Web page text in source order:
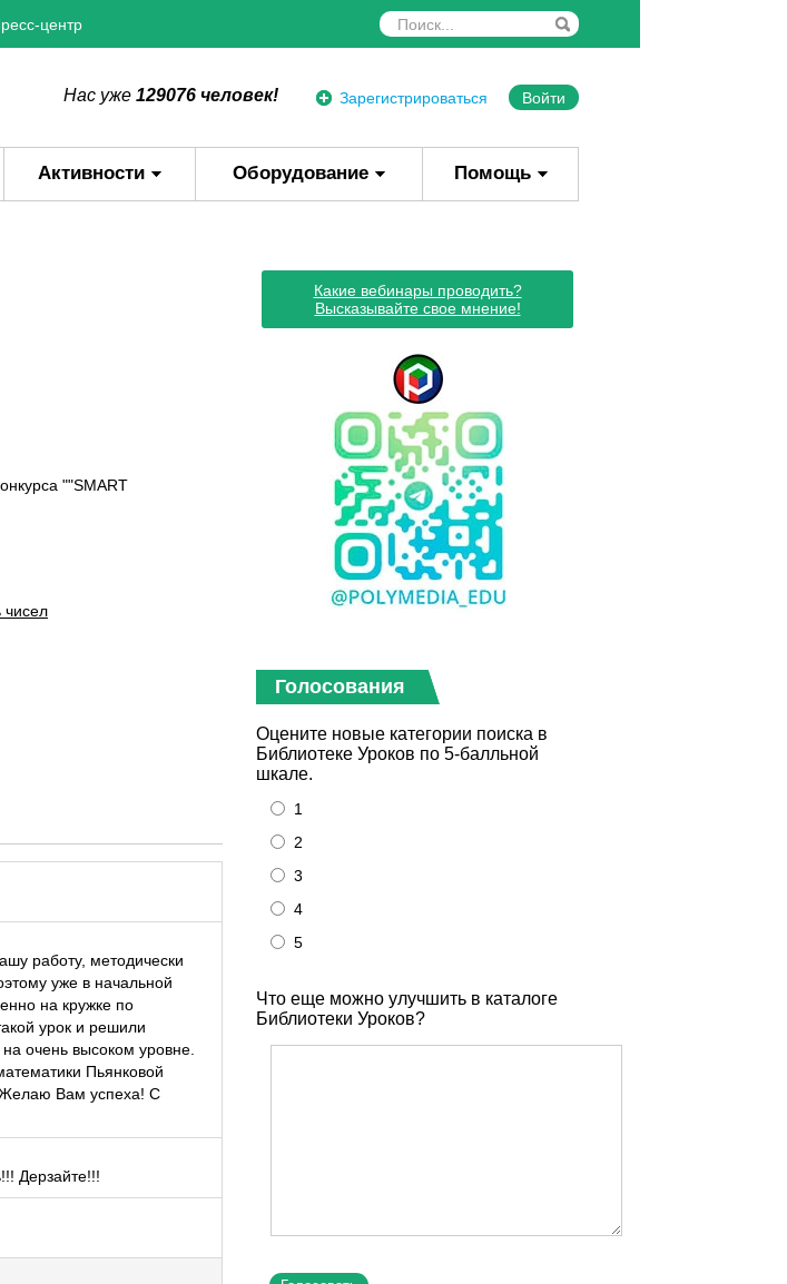
центр
Зарегистрироваться Войти
Нас уже 129076 человек!
Активности Оборудование Помощь
""SMART
чисел
работу, методически
уже в начальной
на кружке по
урок и решили
очень высоком уровне.
Пьянковой
Вам успеха! С
Дерзайте!!!
Какие вебинары проводить?
Высказывайте свое мнение!
Голосования
Оцените новые категории поиска в
Библиотеке Уроков по 5-балльной
шкале.
1
2
3
4
5
Что еще можно улучшить в каталоге
Библиотеки Уроков?